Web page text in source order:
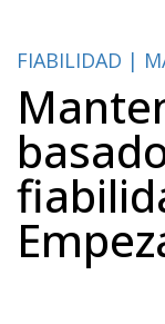
FIABILIDAD |